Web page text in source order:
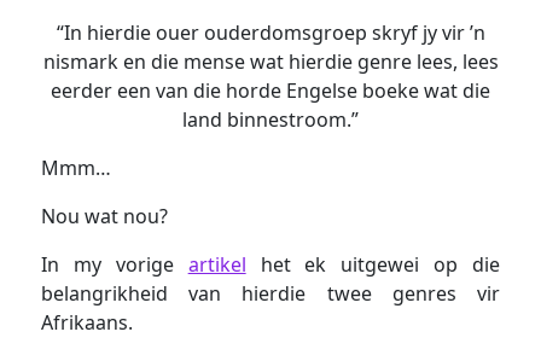
“In hierdie ouer ouderdomsgroep skryf jy vir ’n
nismark en die mense wat hierdie genre lees, lees
eerder een van die horde Engelse boeke wat die
land binnestroom.”
Mmm…
Nou wat nou?
In my vorige artikel het ek uitgewei op die
belangrikheid van hierdie twee genres vir
Afrikaans.